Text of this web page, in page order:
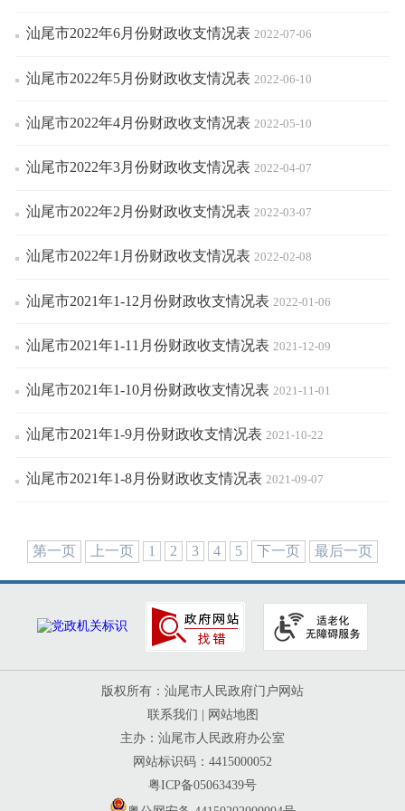
汕尾市2022年6月份财政收支情况表 2022-07-06
汕尾市2022年5月份财政收支情况表 2022-06-10
汕尾市2022年4月份财政收支情况表 2022-05-10
汕尾市2022年3月份财政收支情况表 2022-04-07
汕尾市2022年2月份财政收支情况表 2022-03-07
汕尾市2022年1月份财政收支情况表 2022-02-08
汕尾市2021年1-12月份财政收支情况表 2022-01-06
汕尾市2021年1-11月份财政收支情况表 2021-12-09
汕尾市2021年1-10月份财政收支情况表 2021-11-01
汕尾市2021年1-9月份财政收支情况表 2021-10-22
汕尾市2021年1-8月份财政收支情况表 2021-09-07
第一页 上一页 1 2 3 4 5 下一页 最后一页
版权所有：汕尾市人民政府门户网站
联系我们 | 网站地图
主办：汕尾市人民政府办公室
网站标识码：4415000052
粤ICP备05063439号